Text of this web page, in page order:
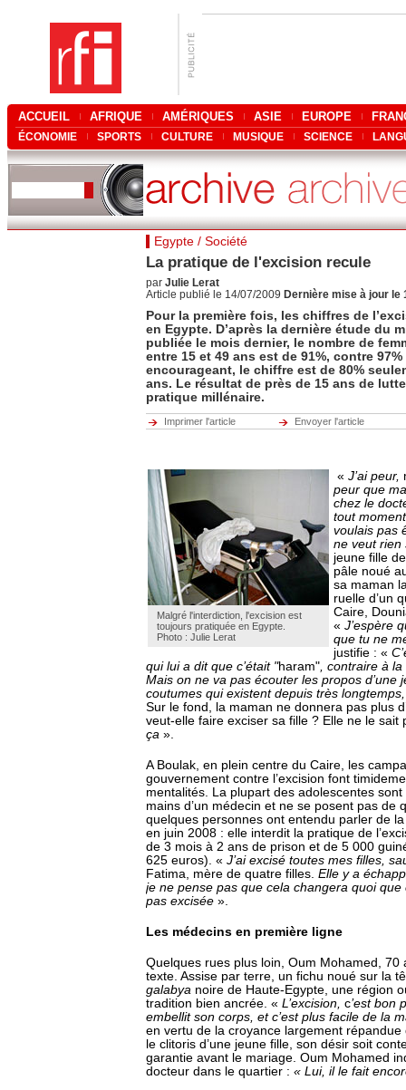
ACCUEIL AFRIQUE AMÉRIQUES ASIE EUROPE
ÉCONOMIE SPORTS CULTURE MUSIQUE SCIENCE
Egypte / Société
La pratique de l'excision recule
par Julie Lerat
Article publié le 14/07/2009 Dernière mise à jour le
Pour la première fois, les chiffres de
en Egypte. D’après la dernière étude du
publiée le mois dernier, le nombre de
entre 15 et 49 ans est de 91%, contre
encourageant, le chiffre est de 80%
ans. Le résultat de près de 15 ans de
pratique millénaire.
Imprimer l'article Envoyer l'article
Malgré l'interdiction, l'excision est
toujours pratiquée en Egypte.
Photo : Julie Lerat
« J’ai peur,
peur que
chez le
tout
voulais pas
ne veut rien
jeune fille
pâle noué
sa maman
ruelle d’un
Caire,
« J’espère
que tu ne
justifie : «
qui lui a dit que c’était "haram", contraire à la
Mais on ne va pas écouter les propos d’une
coutumes qui existent depuis très
Sur le fond, la maman ne donnera pas plus
veut-elle faire exciser sa fille ? Elle ne le sait
ça ».
A Boulak, en plein centre du Caire, les
gouvernement contre l’excision font
mentalités. La plupart des adolescentes
mains d’un médecin et ne se posent pas de
quelques personnes ont entendu parler de
en juin 2008 : elle interdit la pratique de
de 3 mois à 2 ans de prison et de 5 000
625 euros). « J’ai excisé toutes mes filles,
Fatima, mère de quatre filles. Elle y a
je ne pense pas que cela changera quoi que
pas excisée ».
Les médecins en première ligne
Quelques rues plus loin, Oum Mohamed, 70
texte. Assise par terre, un fichu noué sur la
galabya noire de Haute-Egypte, une région
tradition bien ancrée. « L’excision, c’est bon
embellit son corps, et c’est plus facile de la
en vertu de la croyance largement répandue
le clitoris d’une jeune fille, son désir soit
garantie avant le mariage. Oum Mohamed
docteur dans le quartier : « Lui, il le fait